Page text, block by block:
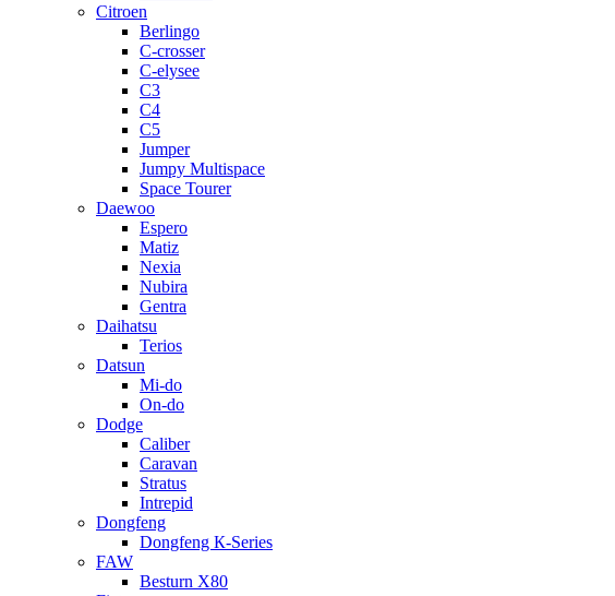
Citroen
Berlingo
C-crosser
C-elysee
C3
C4
C5
Jumper
Jumpy Multispace
Space Tourer
Daewoo
Espero
Matiz
Nexia
Nubira
Gentra
Daihatsu
Terios
Datsun
Mi-do
On-do
Dodge
Caliber
Caravan
Stratus
Intrepid
Dongfeng
Dongfeng К-Series
FAW
Besturn Х80